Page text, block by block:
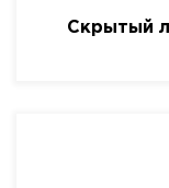
Скрытый